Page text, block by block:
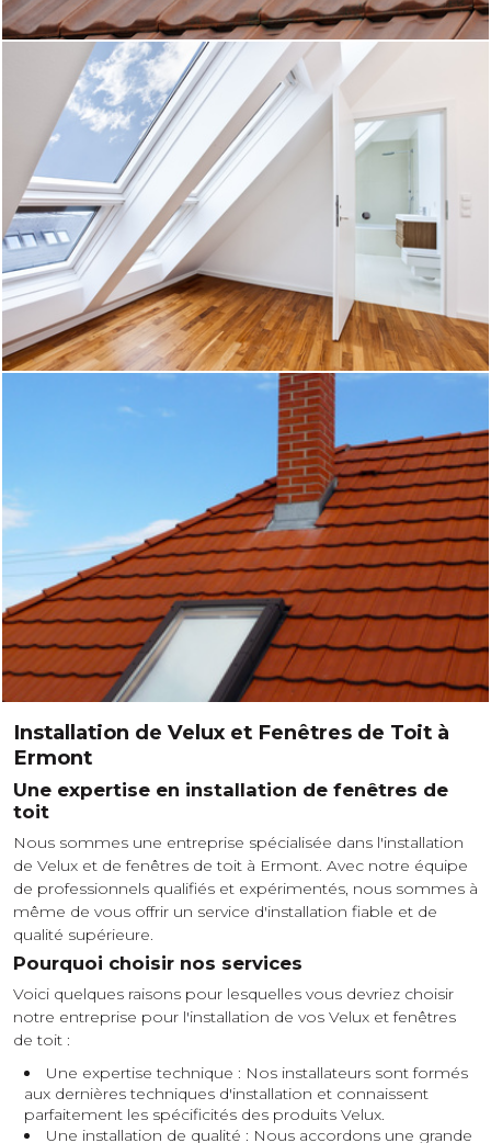
Installation de Velux et Fenêtres de Toit à
Ermont
Une expertise en installation de fenêtres de
toit
Nous sommes une entreprise spécialisée dans l'installation
de Velux et de fenêtres de toit à Ermont. Avec notre équipe
de professionnels qualifiés et expérimentés, nous sommes à
même de vous offrir un service d'installation fiable et de
qualité supérieure.
Pourquoi choisir nos services
Voici quelques raisons pour lesquelles vous devriez choisir
notre entreprise pour l'installation de vos Velux et fenêtres
de toit :
Une expertise technique : Nos installateurs sont formés
aux dernières techniques d'installation et connaissent
parfaitement les spécificités des produits Velux.
Une installation de qualité : Nous accordons une grande